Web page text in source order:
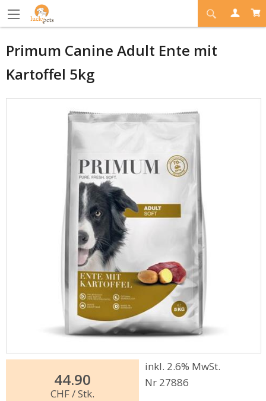
Primum Canine Adult Ente mit
Kartoffel 5kg
44.90
CHF/ Stk.
inkl. 2.6% MwSt.
Nr 27886